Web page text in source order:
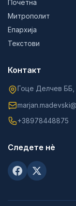
Почетна
Митрополит
Епархија
Текстови
Контакт
Гоце Делчев ББ,
+38978448875
Следете нè